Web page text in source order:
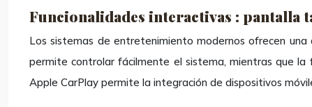
Funcionalidades interactivas : pantalla
Los sistemas de entretenimiento modernos ofrecen
permite controlar fácilmente el sistema, mientras que
Apple CarPlay permite la integración de dispositivos